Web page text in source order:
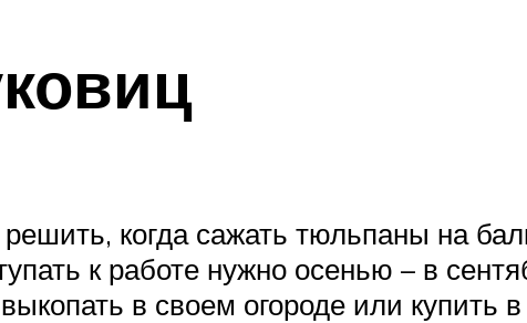
когда сажать тюльпаны на
к работе нужно осенью – в
в своем огороде или купить